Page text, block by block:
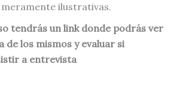
ilustrativas.
tendrás un link donde podrás ver
de los mismos y evaluar si
a entrevista